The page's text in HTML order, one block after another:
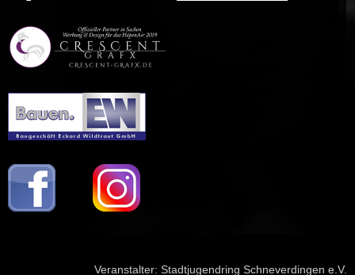
Veranstalter: Stadtjugendring Schneverdingen e.V.